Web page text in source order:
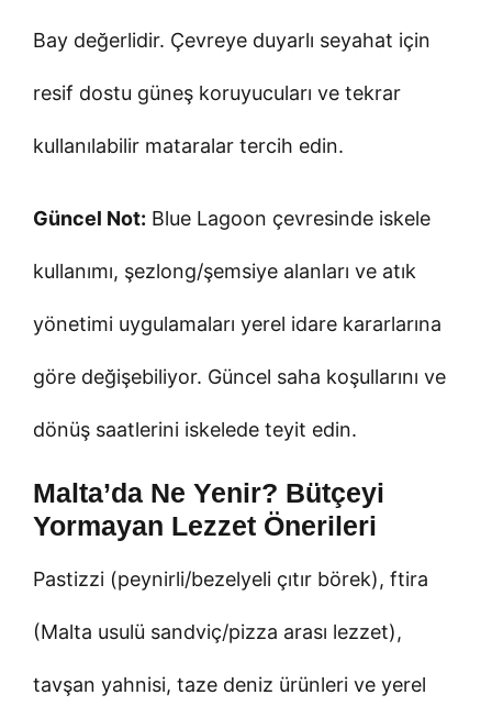
Bay değerlidir. Çevreye duyarlı seyahat için
resif dostu güneş koruyucuları ve tekrar
kullanılabilir mataralar tercih edin.
Güncel Not: Blue Lagoon çevresinde iskele
kullanımı, şezlong/şemsiye alanları ve atık
yönetimi uygulamaları yerel idare kararlarına
göre değişebiliyor. Güncel saha koşullarını ve
dönüş saatlerini iskelede teyit edin.
Malta’da Ne Yenir? Bütçeyi
Yormayan Lezzet Önerileri
Pastizzi (peynirli/bezelyeli çıtır börek), ftira
(Malta usulü sandviç/pizza arası lezzet),
tavşan yahnisi, taze deniz ürünleri ve yerel